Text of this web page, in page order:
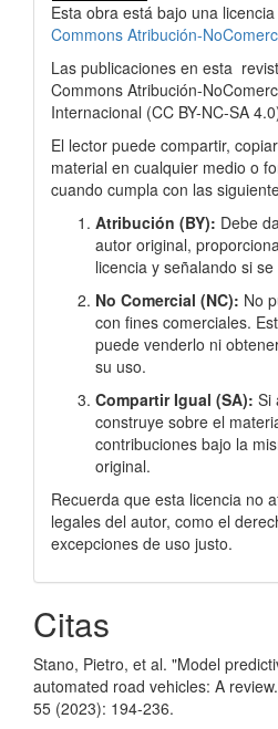
Esta obra está bajo una
Commons Atribución-
Las publicaciones en esta
Commons Atribución-
Internacional (CC BY-NC-SA
El lector puede compartir,
material en cualquier medio o
cuando cumpla con las
Atribución (BY): Debe
autor original,
licencia y señalando si
No Comercial (NC): No
con fines comerciales.
puede venderlo ni
su uso.
Compartir Igual (SA): Si
construye sobre el
contribuciones bajo la
original.
Recuerda que esta licencia no
legales del autor, como el
excepciones de uso justo.
Citas
Stano, Pietro, et al. "Model
automated road vehicles: A
55 (2023): 194-236.